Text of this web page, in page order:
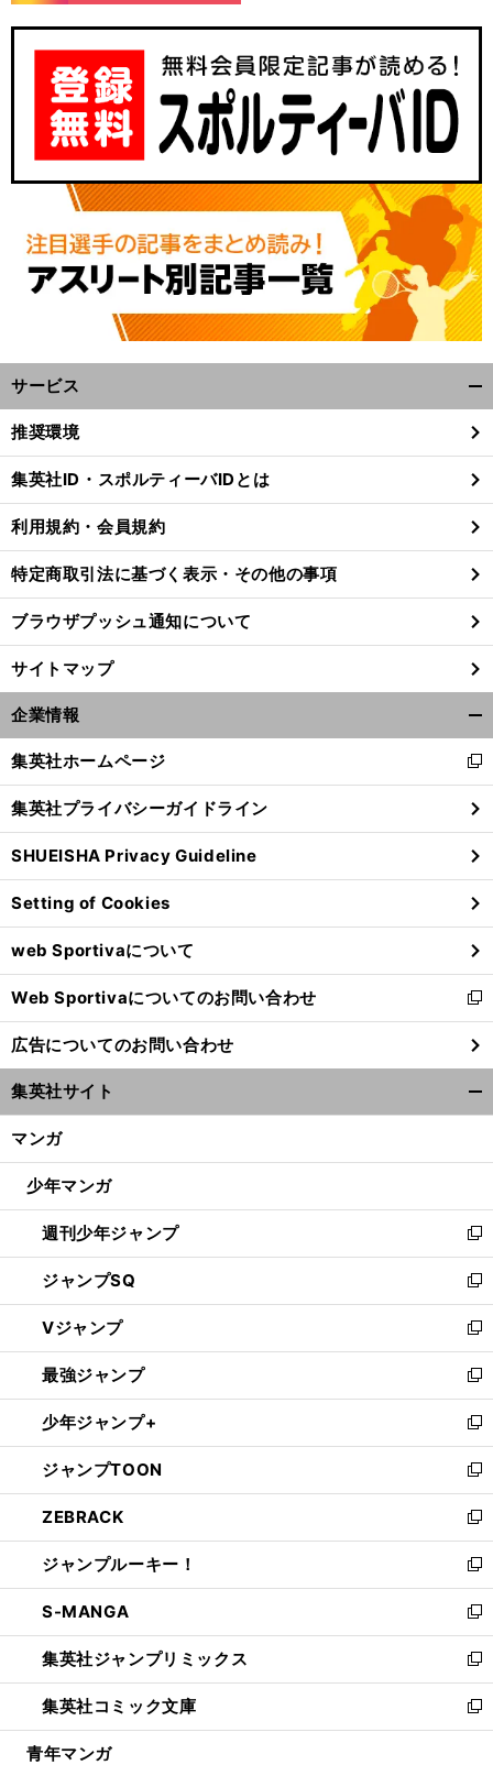
今
へ
サービス
閉
る
推奨環境
集英社ID・スポルティーバIDとは
利用規約・会員規約
特定商取引法に基づく表示・その他の事項
ブラウザプッシュ通知について
サイトマップ
企業情報
閉
る
集英社ホームページ
新
し
い
ウ
ィ
ン
ド
ウ
で
開
く
集英社プライバシーガイドライン
SHUEISHA Privacy Guideline
Setting of Cookies
web Sportivaについて
Web Sportivaについてのお問い合わせ
新
し
い
ウ
ィ
ン
ウ
開
く
広告についてのお問い合わせ
集英社サイト
マンガ
少年マンガ
週刊少年ジャンプ
新
し
い
ウ
ィ
ン
ド
ウ
で
開
く
ジャンプSQ
新
し
い
ウ
ィ
ン
ド
ウ
で
開
く
Vジャンプ
新
し
い
ウ
ィ
ン
ド
ウ
で
開
く
最強ジャンプ
新
し
い
ウ
ィ
ン
ド
ウ
で
開
く
少年ジャンプ+
新
し
い
ウ
ィ
ン
ド
ウ
で
開
く
ジャンプTOON
新
し
い
ウ
ィ
ン
ド
ウ
で
開
く
ZEBRACK
新
し
い
ウ
ィ
ン
ド
ウ
で
開
ジャンプルーキー！
新
し
い
ウ
ィ
ン
ド
ウ
S-MANGA
新
し
い
ウ
ィ
ン
集英社ジャンプリミックス
新
し
い
ウ
集英社コミック文庫
新
し
青年マンガ